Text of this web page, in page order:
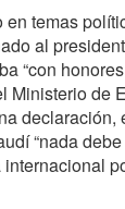
en temas
al
“con
Ministerio de
declaración,
“nada